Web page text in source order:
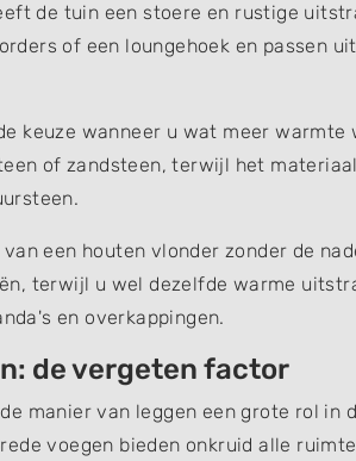
de tuin een stoere en rustige
of een loungehoek en passen
keuze wanneer u wat meer warmte
of zandsteen, terwijl het
een houten vlonder zonder de
terwijl u wel dezelfde warme
en overkappingen.
de vergeten factor
manier van leggen een grote rol in
voegen bieden onkruid alle